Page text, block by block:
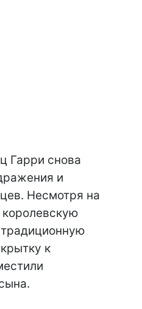
Гарри снова
и
Несмотря на
королевскую
к